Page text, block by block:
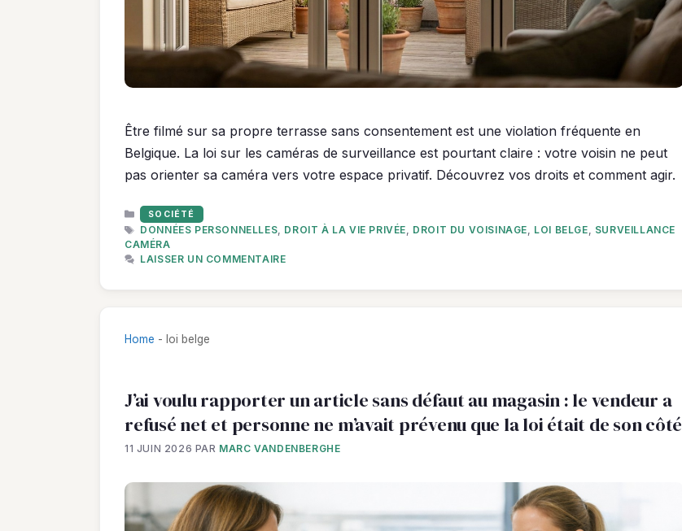
Être filmé sur sa propre terrasse sans consentement est une violation fréquente en
Belgique. La loi sur les caméras de surveillance est pourtant claire : votre voisin ne peut
pas orienter sa caméra vers votre espace privatif. Découvrez vos droits et comment agir.
CATÉGORIES
SOCIÉTÉ
ÉTIQUETTES
DONNÉES PERSONNELLES, DROIT À LA VIE PRIVÉE, DROIT DU VOISINAGE, LOI BELGE, SURVEILLANCE
CAMÉRA
LAISSER UN COMMENTAIRE
Home - loi belge
J’ai voulu rapporter un article sans défaut au magasin : le vendeur a
refusé net et personne ne m’avait prévenu que la loi était de son côté
11 JUIN 2026 PAR MARC VANDENBERGHE